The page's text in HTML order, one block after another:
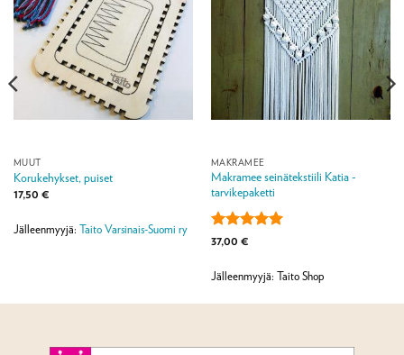
MUUT
Korukehykset, puiset
17,50 €
Jälleenmyyjä: Taito Varsinais-Suomi ry
MAKRAMEE
Makramee seinätekstiili Katia -
tarvikepaketti
Arvostelu
/ 5
37,00 €
Jälleenmyyjä: Taito Shop